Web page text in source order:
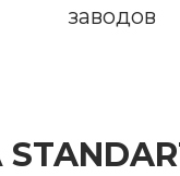
заводов